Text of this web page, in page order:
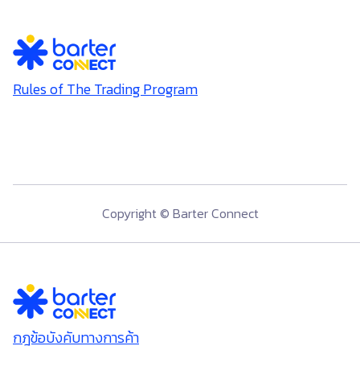
Rules of The Trading Program
Copyright © Barter Connect
กฎข้อบังคับทางการค้า